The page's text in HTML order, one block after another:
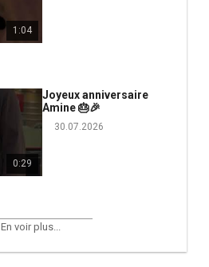
1:04
0:29
Joyeux anniversaire
Amine 🎂🎉
30.07.2026
En voir plus...